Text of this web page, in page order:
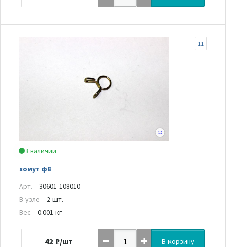
В наличии
хомут ф8
11
Арт.
30601-108010
В узле
2 шт.
Вес
0.001 кг
42 ₽/шт В корзину